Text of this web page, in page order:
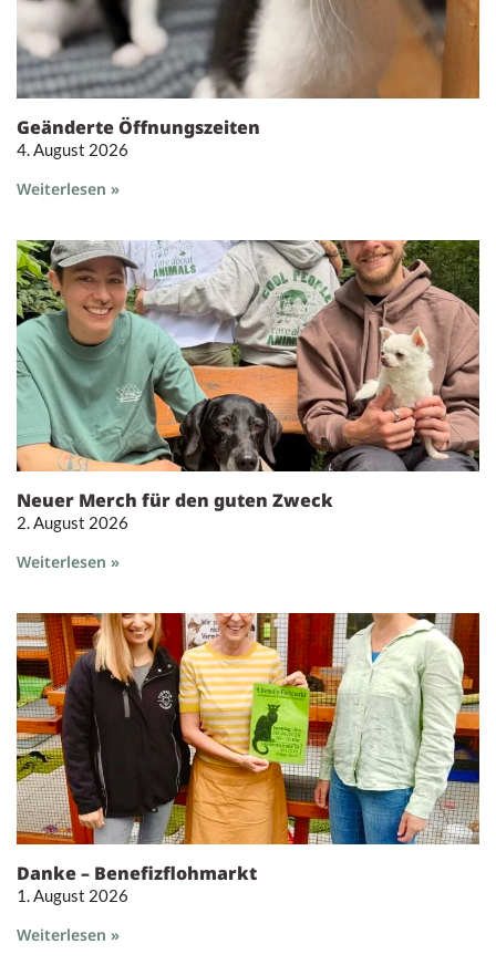
Geänderte Öffnungszeiten
4. August 2026
Weiterlesen »
Neuer Merch für den guten Zweck
2. August 2026
Weiterlesen »
Danke – Benefizflohmarkt
1. August 2026
Weiterlesen »